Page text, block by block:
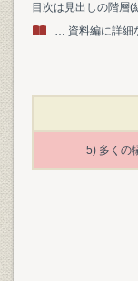
目次は見出しの階層
… 資料編に詳細
5) 多くの